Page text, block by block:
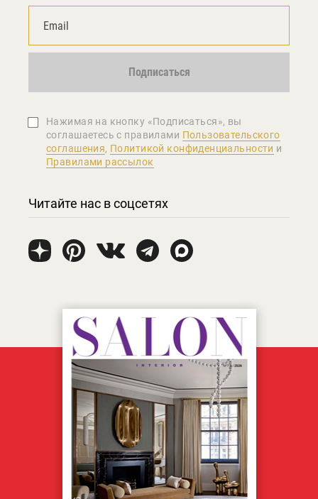
Подписаться
Нажимая на кнопку «Подписаться», вы
соглашаетеcь с правилами Пользовательского
соглашения, Политикой конфиденциальности и
Правилами рассылок
Читайте нас в соцсетях